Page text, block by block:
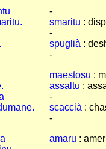
-
smaritu :
-
spuglià :
-
maestosu :
assaltu :
-
scaccià :
-
amaru : amer